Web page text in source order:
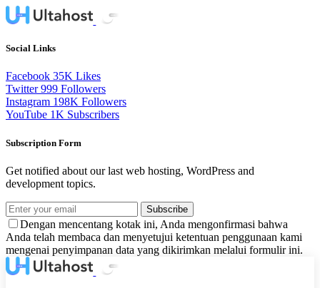
Social Links
Facebook 35K Likes
Twitter 999 Followers
Instagram 198K Followers
YouTube 1K Subscribers
Subscription Form
Get notified about our last web hosting, WordPress and
development topics.
Subscribe
Dengan mencentang kotak ini, Anda mengonfirmasi bahwa
Anda telah membaca dan menyetujui ketentuan penggunaan kami
mengenai penyimpanan data yang dikirimkan melalui formulir ini.